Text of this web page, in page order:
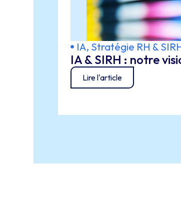
IA, Stratégie RH &
IA & SIRH : notre
Lire l'article